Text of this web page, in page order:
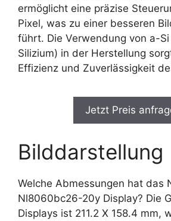
ermöglicht eine präzise
Pixel, was zu einer besseren
führt. Die Verwendung von a-
Silizium) in der Herstellung
Effizienz und Zuverlässigkeit
Jetzt Preis
Bilddarstellung
Welche Abmessungen hat das
Nl8060bc26-20y Display? Die
Displays ist 211.2 X 158.4 mm,